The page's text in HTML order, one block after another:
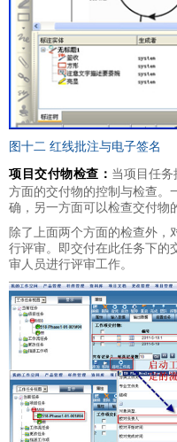
图十二 红线批注与电子签名
项目交付物检查： 当项目任
方面的交付物的控制与检查。
确，另一方面可以检查交付物
除了上面两个方面的检查外，
行评审。即交付在此任务下的
审人员进行评审工作。